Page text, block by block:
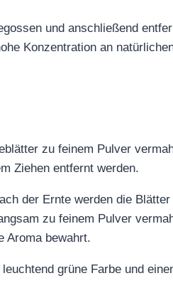
und anschließend
Konzentration an
zu feinem Pulver
Ziehen entfernt werden.
der Ernte werden die Blätter
zu feinem Pulver
Aroma bewahrt.
grüne Farbe und